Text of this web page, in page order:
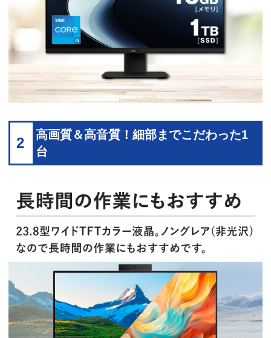
2
高画質＆高音質！細部までこだわった1
台